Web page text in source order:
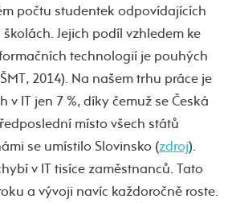
počtu studentek odpovídajících
Jejich podíl vzhledem ke
technologií je pouhých
2014). Na našem trhu práce je
v IT jen 7 %, díky čemuž se Česká
místo všech států
se umístilo Slovinsko (zdroj).
v IT tisíce zaměstnanců. Tato
a vývoji navíc každoročně roste.